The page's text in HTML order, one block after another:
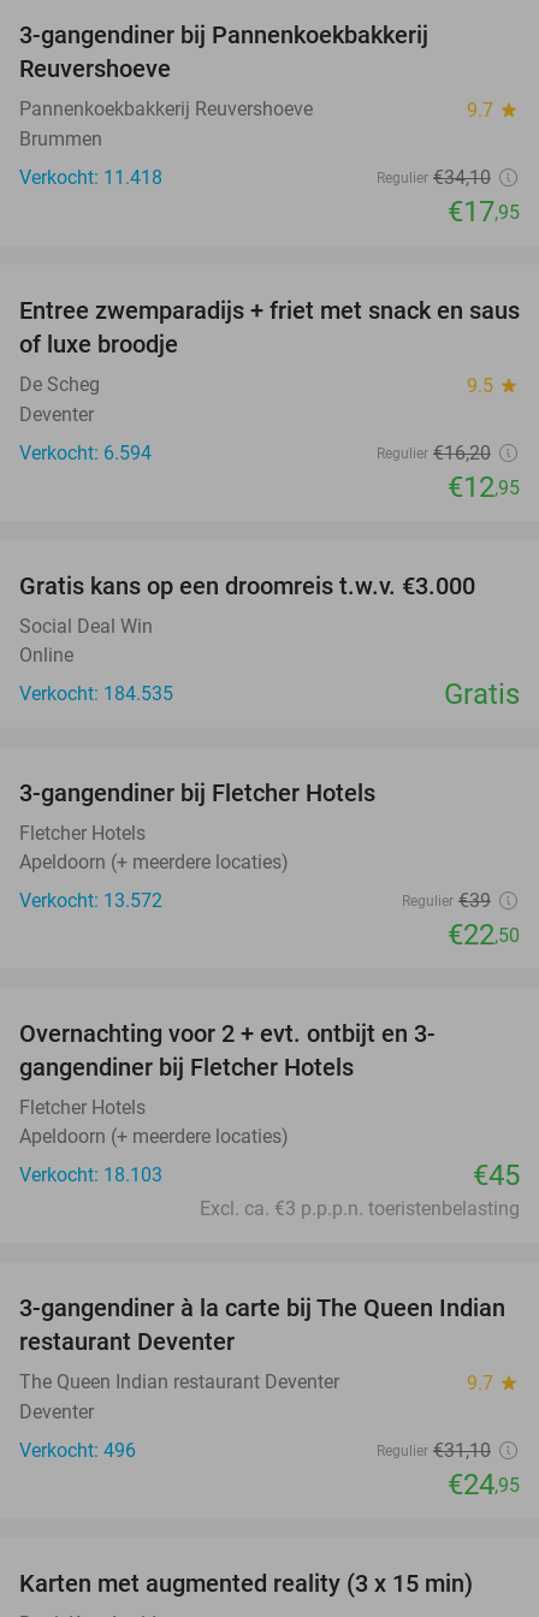
3-gangendiner bij Pannenkoekbakkerij
Reuvershoeve
Pannenkoekbakkerij Reuvershoeve 9.7 star
Brummen
Verkocht: 11.418
Regulier €34,10
€17,95
20%
Entree zwemparadijs + friet met snack en saus
of luxe broodje
De Scheg 9.5 star
Deventer
Verkocht: 6.594
Regulier €16,20
€12,95
Gratis kans op een droomreis t.w.v. €3.000
Social Deal Win
Online
Verkocht: 184.535
Gratis
3-gangendiner bij Fletcher Hotels
Fletcher Hotels
Apeldoorn (+ meerdere locaties)
Verkocht: 13.572
Regulier €39
€22,50
Overnachting voor 2 + evt. ontbijt en 3-
gangendiner bij Fletcher Hotels
Fletcher Hotels
Apeldoorn (+ meerdere locaties)
Verkocht: 18.103
€45
Excl. ca. €3 p.p.p.n. toeristenbelasting
20%
3-gangendiner à la carte bij The Queen Indian
restaurant Deventer
The Queen Indian restaurant Deventer 9.7 star
Deventer
Verkocht: 496
Regulier €31,10
€24,95
35%
Karten met augmented reality (3 x 15 min)